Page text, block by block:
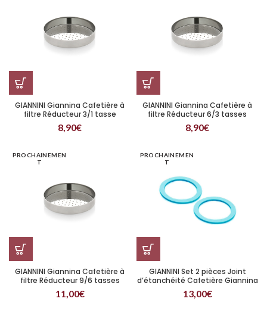
GIANNINI Giannina Cafetière à
filtre Réducteur 3/1 tasse
8,90€
GIANNINI Giannina Cafetière à
filtre Réducteur 6/3 tasses
8,90€
PROCHAINEMEN
T
GIANNINI Giannina Cafetière à
filtre Réducteur 9/6 tasses
11,00€
PROCHAINEMEN
T
GIANNINI Set 2 pièces Joint
d’étanchéité Cafetière Giannina
9/6 tasses
13,00€